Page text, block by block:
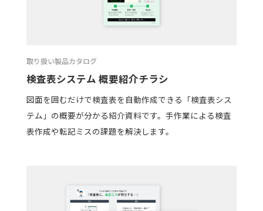
取り扱い製品カタログ
検査表システム 概要紹介チラシ
図面を囲むだけで検査表を自動作成できる「検査表シス
テム」の概要が分かる紹介資料です。手作業による検査
表作成や転記ミスの課題を解決します。